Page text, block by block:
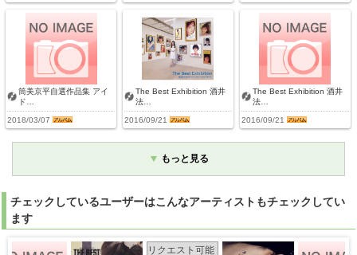
筒美京平自選作品集 アイ
ド…
2018/03/07
The Best Exhibition 酒井
法…
2016/09/21
The Best Exhibition 酒井
法…
2016/09/21
もっと見る
チェックしているユーザーはこんなアーティストもチェックしてい
ます
リクエスト可能